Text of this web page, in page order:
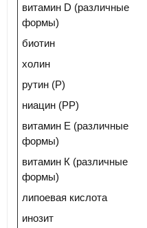
витамин D (различные
формы)
биотин
холин
рутин (Р)
ниацин (РР)
витамин Е (различные
формы)
витамин К (различные
формы)
липоевая кислота
инозит